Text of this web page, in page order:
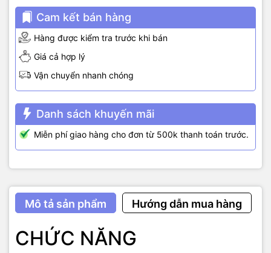
Cam kết bán hàng
Hàng được kiểm tra trước khi bán
Giá cả hợp lý
Vận chuyển nhanh chóng
Danh sách khuyến mãi
Miễn phí giao hàng cho đơn từ 500k thanh toán trước.
Mô tả sản phẩm Hướng dẫn mua hàng
CHỨC NĂNG